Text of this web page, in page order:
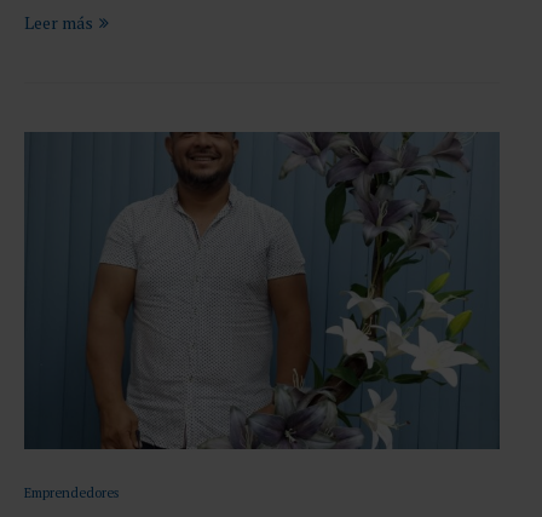
Leer más
Emprendedores